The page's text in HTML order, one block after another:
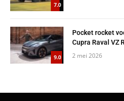
7.0
9.0
Pocket rocket
Cupra Raval VZ
2 mei 2026